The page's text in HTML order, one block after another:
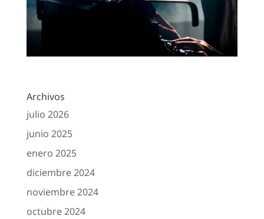
Archivos
julio 2026
junio 2025
enero 2025
diciembre 2024
noviembre 2024
octubre 2024